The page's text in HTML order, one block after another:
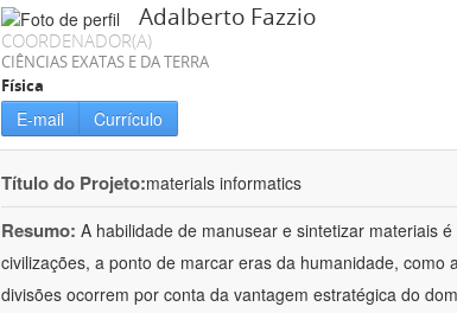
Adalberto Fazzio
COORDENADOR(A)
CIÊNCIAS EXATAS E DA TERRA
Física
E-mail Currículo
Título do Projeto:materials informatics
Resumo: A habilidade de manusear e sintetizar materiais
civilizações, a ponto de marcar eras da humanidade,
divisões ocorrem por conta da vantagem estratégica do